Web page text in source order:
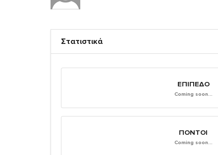
Στατιστικά
ΕΠΊΠΕΔΟ
Coming soon...
ΠΌΝΤΟΙ
Coming soon...